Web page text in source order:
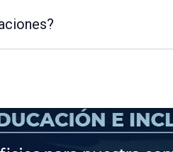
de la Patagonia